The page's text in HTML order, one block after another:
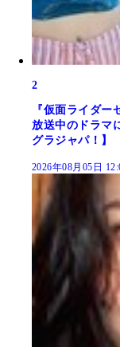
2
『仮面ライダ
放送中のドラマ
グラジャパ！】
2026年08月05日